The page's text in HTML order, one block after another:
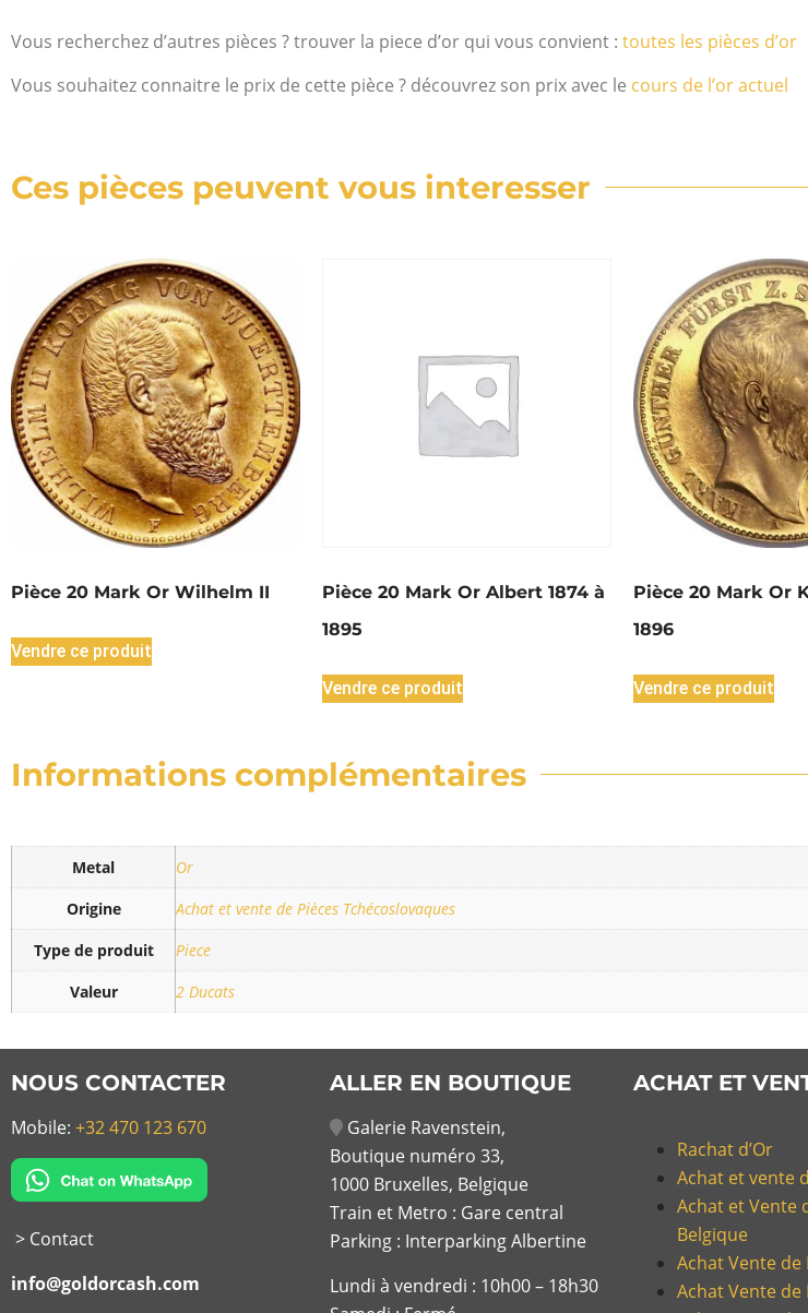
Vous recherchez d’autres pièces ? trouver la piece d’or qui vous convient : toutes les pièces d’or
Vous souhaitez connaitre le prix de cette pièce ? découvrez son prix avec le cours de l’or actuel
Ces pièces peuvent vous interesser
Pièce 20 Mark Or Wilhelm II
Vendre ce produit
Pièce 20 Mark Or Albert 1874 à
1895
Vendre ce produit
Pièce 20 Mark Or
1896
Vendre ce produit
Informations complémentaires
Metal
Or
Origine
Achat et vente de Pièces Tchécoslovaques
Type de produit
Piece
Valeur
2 Ducats
NOUS CONTACTER
Mobile: +32 470 123 670
> Contact
info@goldorcash.com
ALLER EN BOUTIQUE
Galerie Ravenstein,
Boutique numéro 33,
1000 Bruxelles, Belgique
Train et Metro : Gare central
Parking : Interparking Albertine
Lundi à vendredi : 10h00 – 18h30
ACHAT ET
Rachat d’Or
Achat et vente
Achat et Vente
Belgique
Achat Vente de
Achat Vente de